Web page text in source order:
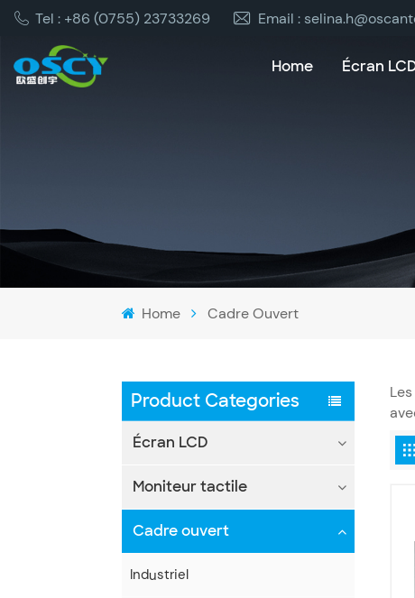
Tel : +86 (0755) 23733269 Email :
Home Écran
Home Cadre Ouvert
Product Categories
Écran LCD
Moniteur tactile
Cadre ouvert
Industriel